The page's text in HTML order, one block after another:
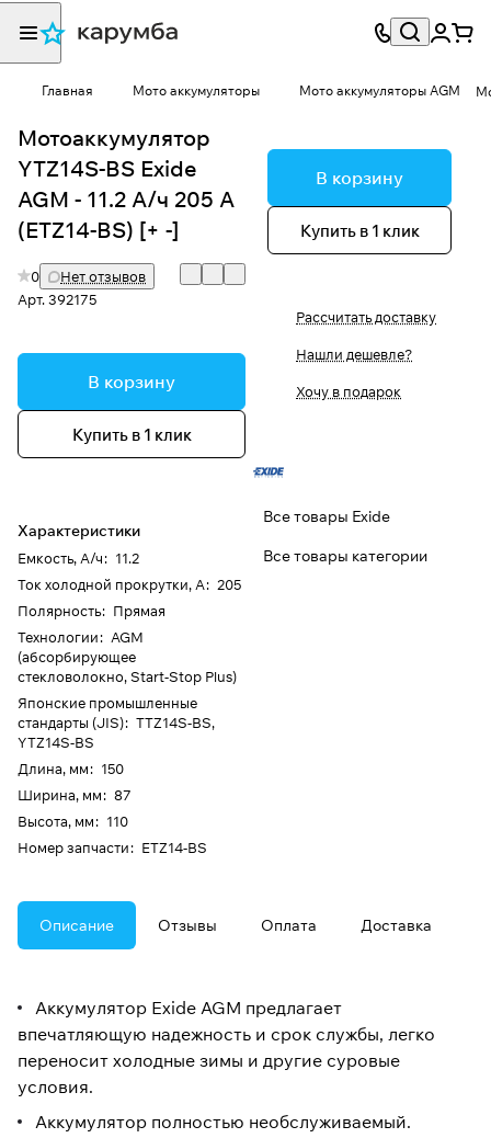
Главная Мото аккумуляторы Мото аккумуляторы AGM
Мотоаккумулятор
YTZ14S-BS Exide
AGM - 11.2 А/ч 205 А
(ETZ14-BS) [+ -]
0
Нет отзывов
Арт.392175
В корзину
Купить в 1 клик
Характеристики
Емкость, А/ч: 11.2
Ток холодной прокрутки, А: 205
Полярность: Прямая
Технологии: AGM
(абсорбирующее
стекловолокно, Start-Stop Plus)
Японские промышленные
стандарты (JIS): TTZ14S-BS,
YTZ14S-BS
Длина, мм: 150
Ширина, мм: 87
Высота, мм: 110
Номер запчасти: ETZ14-BS
В корзину
Купить в 1 клик
Рассчитать доставку
Нашли дешевле?
Хочу в подарок
Все товары Exide
Все товары категории
Описание Отзывы Оплата Доставка
Аккумулятор Exide AGM предлагает
впечатляющую надежность и срок службы, легко
переносит холодные зимы и другие суровые
условия.
Аккумулятор полностью необслуживаемый.